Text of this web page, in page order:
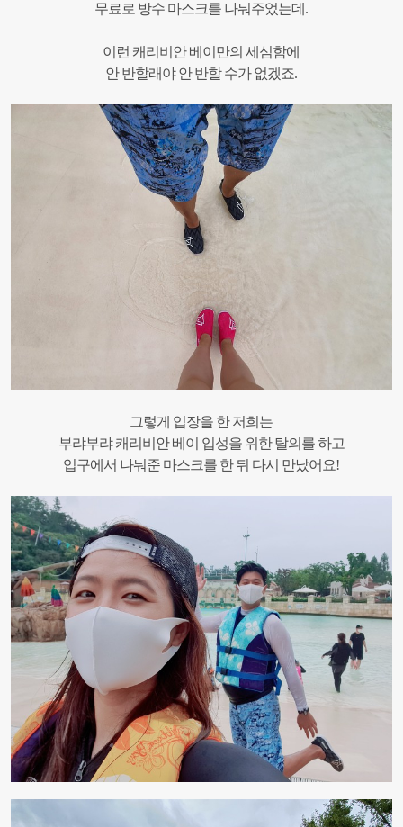
무료로 방수 마스크를 나눠주었는데.
이런 캐리비안 베이만의 세심함에
안 반할래야 안 반할 수가 없겠죠.
그렇게 입장을 한 저희는
부랴부랴 캐리비안 베이 입성을 위한 탈의를 하고
입구에서 나눠준 마스크를 한 뒤 다시 만났어요!